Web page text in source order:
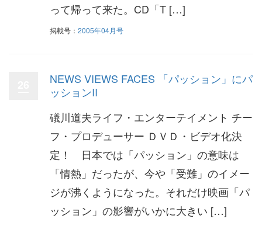
って帰って来た。CD「T […]
掲載号： 2005年04月号
NEWS VIEWS FACES 「パッション」にパ
ッションII
礒川道夫ライフ・エンターテイメント チー
フ・プロデューサー ＤＶＤ・ビデオ化決
定！ 日本では「パッション」の意味は
「情熱」だったが、今や「受難」のイメー
ジが沸くようになった。それだけ映画「パ
ッション」の影響がいかに大きい […]